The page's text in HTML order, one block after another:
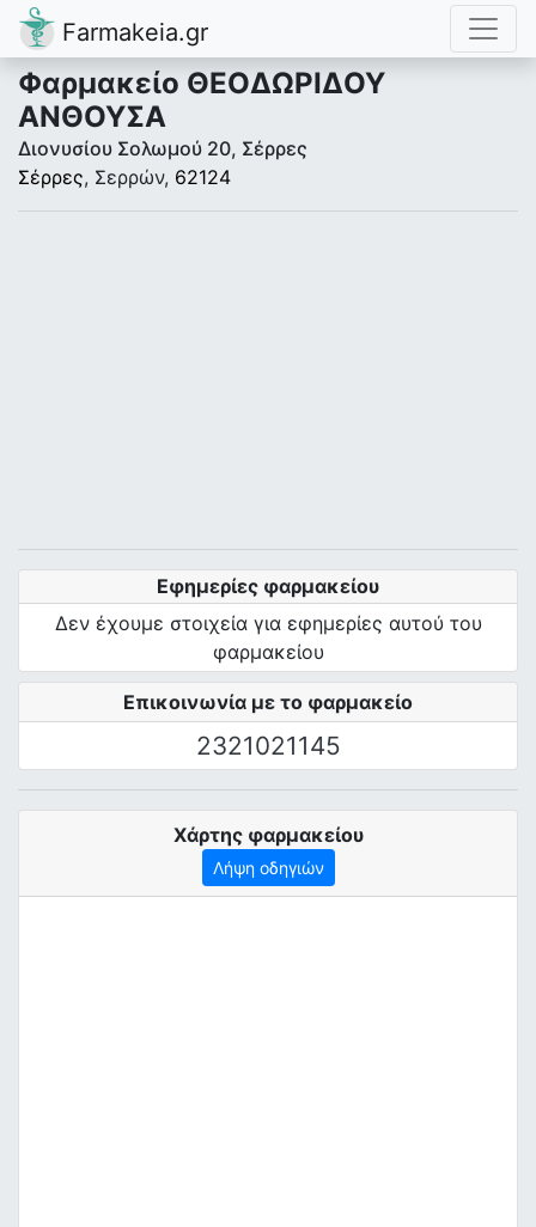
Farmakeia.gr
Φαρμακείο ΘΕΟΔΩΡΙΔΟΥ
ΑΝΘΟΥΣΑ
Διονυσίου Σολωμού 20, Σέρρες
Σέρρες, Σερρών, 62124
Επικοινωνία με το φαρμακείο
2321021145
Εφημερίες φαρμακείου
Δεν έχουμε στοιχεία για εφημερίες αυτού του
φαρμακείου
Χάρτης φαρμακείου
Λήψη οδηγιών